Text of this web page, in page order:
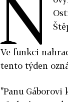
N
Ve funkci
tento týden
"Panu Gáborovi